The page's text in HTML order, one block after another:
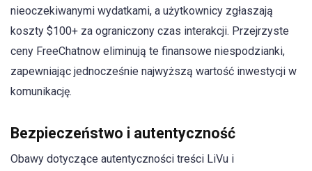
nieoczekiwanymi wydatkami, a użytkownicy zgłaszają
koszty $100+ za ograniczony czas interakcji. Przejrzyste
ceny FreeChatnow eliminują te finansowe niespodzianki,
zapewniając jednocześnie najwyższą wartość inwestycji w
komunikację.
Bezpieczeństwo i autentyczność
Obawy dotyczące autentyczności treści LiVu i